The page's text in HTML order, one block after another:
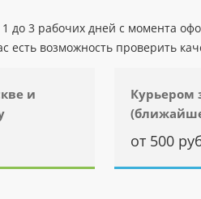
1 до 3 рабочих дней с момента
есть возможность проверить
и
Курьером
от 500